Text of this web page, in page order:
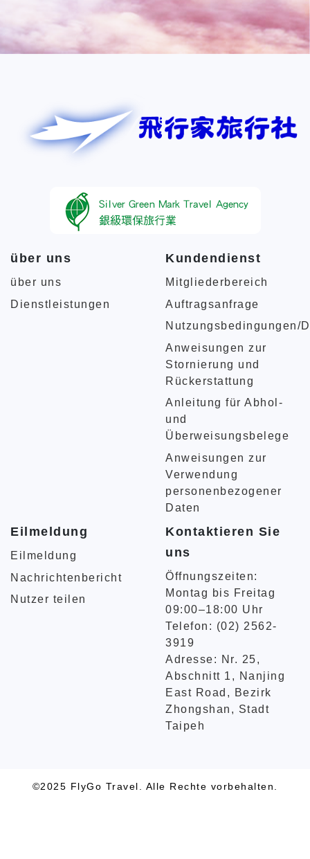
über uns
über uns
Dienstleistungen
Kundendienst
Mitgliederbereich
Auftragsanfrage
Nutzungsbedingungen/
Anweisungen zur
Stornierung und
Rückerstattung
Anleitung für Abhol-
und
Überweisungsbelege
Anweisungen zur
Verwendung
personenbezogener
Daten
Eilmeldung
Eilmeldung
Nachrichtenbericht
Nutzer teilen
Kontaktieren Sie
uns
Öffnungszeiten:
Montag bis Freitag
09:00–18:00 Uhr
Telefon: (02) 2562-
3919
Adresse: Nr. 25,
Abschnitt 1, Nanjing
East Road, Bezirk
Zhongshan, Stadt
Taipeh
©2025 FlyGo Travel. Alle Rechte vorbehalten.